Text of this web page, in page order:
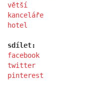
větší
kanceláře
hotel
sdílet:
facebook
twitter
pinterest